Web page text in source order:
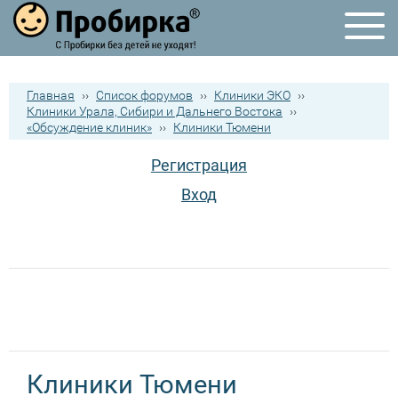
Главная ›› Список форумов ›› Клиники ЭКО ››
Клиники Урала, Сибири и Дальнего Востока
››
«Обсуждение клиник» ›› Клиники Тюмени
Регистрация
Вход
Клиники Тюмени